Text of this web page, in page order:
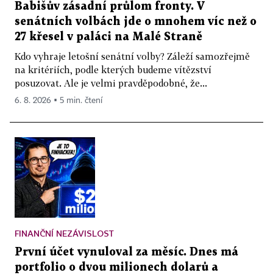
Babišův zásadní průlom fronty. V
senátních volbách jde o mnohem víc než o
27 křesel v paláci na Malé Straně
Kdo vyhraje letošní senátní volby? Záleží samozřejmě
na kritériích, podle kterých budeme vítězství
posuzovat. Ale je velmi pravděpodobné, že...
6. 8. 2026 ▪ 5 min. čtení
FINANČNÍ NEZÁVISLOST
První účet vynuloval za měsíc. Dnes má
portfolio o dvou milionech dolarů a